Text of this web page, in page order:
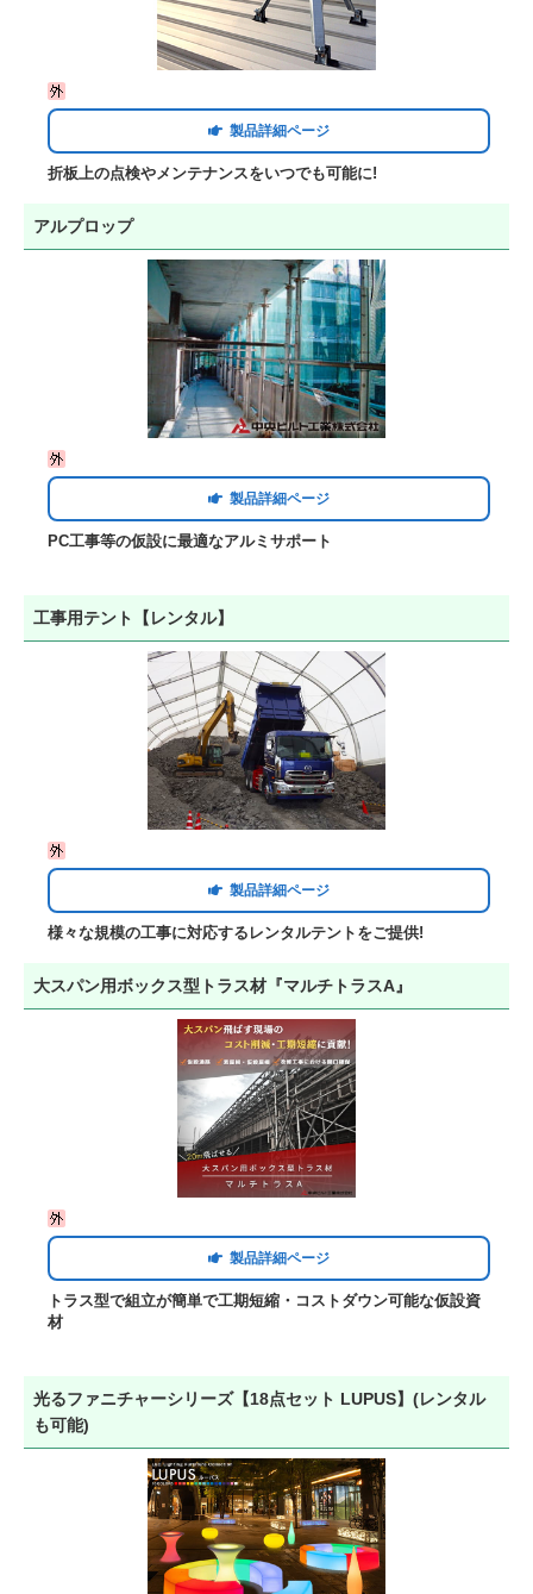
製品詳細ページ
折板上の点検やメンテナンスをいつでも可能に!
アルプロップ
製品詳細ページ
PC工事等の仮設に最適なアルミサポート
工事用テント【レンタル】
製品詳細ページ
様々な規模の工事に対応するレンタルテントをご提供!
大スパン用ボックス型トラス材『マルチトラスA』
製品詳細ページ
トラス型で組立が簡単で工期短縮・コストダウン可能な仮設資
材
光るファニチャーシリーズ【18点セット LUPUS】(レンタル
も可能)